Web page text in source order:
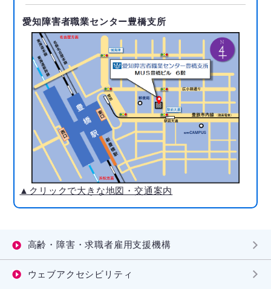
愛知障害者職業センター豊橋支所
▲クリックで大きな地図・交通案内
高齢・障害・求職者雇用支援機構
ウェブアクセシビリティ